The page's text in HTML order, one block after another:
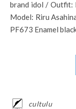
brand idol / Outfit:
Model: Riru
PF673 Enamel
cultulu